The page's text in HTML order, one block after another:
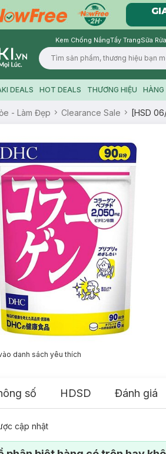
Kem Chống NắngTẩy TrangSữa
DEALS HOT DEALS THƯƠNG HIỆU HÀNG
- Làm Đẹp Clearance Sale [HSD
danh sách yêu thích
số HDSD Đánh giá
cập nhật